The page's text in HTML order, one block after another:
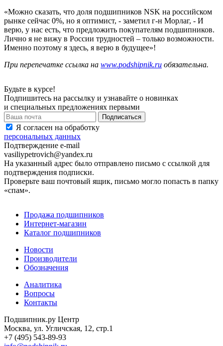
«Можно сказать, что доля подшипников NSK на российском
рынке сейчас 0%, но я оптимист, - заметил г-н Морлаг, - И
верю, у нас есть, что предложить покупателям подшипников.
Лично я не вижу в России трудностей – только возможности.
Именно поэтому я здесь, я верю в будущее»!
При перепечатке ссылка на www.podshipnik.ru обязательна.
Будьте в курсе!
Подпишитесь на рассылку и узнавайте о новинках
и специальных предложениях первыми
Я согласен на обработку
персональных данных
Подтверждение e-mail
vasiliypetrovich@yandex.ru
На указанный адрес было отправлено письмо с ссылкой для
подтверждения подписки.
Проверьте ваш почтовый ящик, письмо могло попасть в папку
«спам».
Продажа подшипников
Интернет-магазин
Каталог подшипников
Новости
Производители
Обозначения
Аналитика
Вопросы
Контакты
Подшипник.ру Центр
Москва, ул. Угличская, 12, стр.1
+7 (495) 543-89-93